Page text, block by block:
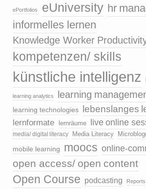
ePortfolios eUniversity hr
informelles lernen
Knowledge Worker
kompetenzen/ skills
künstliche intelligenz
learning analytics learning
learning technologies lebenslanges
lernformate lernräume live online
media/ digital literacy Media Literacy
mobile learning moocs online-
open access/ open content
Open Course podcasting Reports